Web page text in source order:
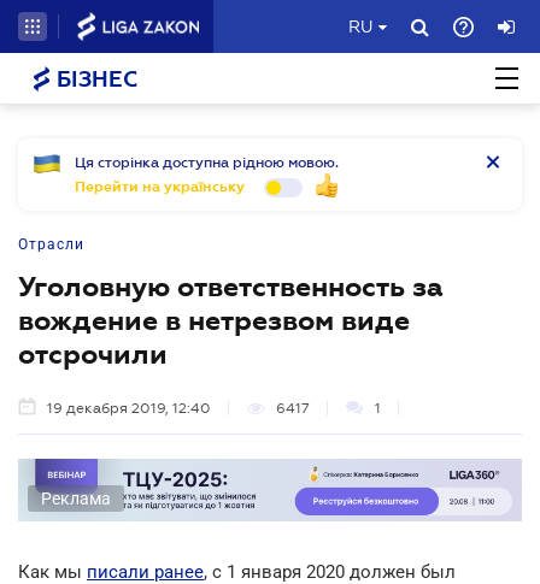
RU
БІЗНЕС
Ця сторінка доступна рідною мовою.
Перейти на українську
Отрасли
Уголовную ответственность за
вождение в нетрезвом виде
отсрочили
19 декабря 2019, 12:40 6417 1
Реклама
Как мы писали ранее, с 1 января 2020 должен был